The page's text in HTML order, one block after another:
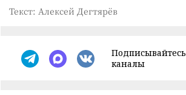
Текст: Алексей Дегтярёв
каналы